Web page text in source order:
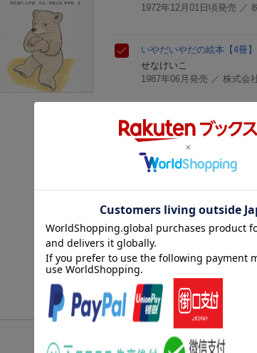
1972年12月01日頃発売 ／
いやだいやだの絵本【4冊】
せなけいこ
1987年06月発売 ／ 株式会
どうすればいいのかな？く
わたなべしげお
1980年06月03日頃発売